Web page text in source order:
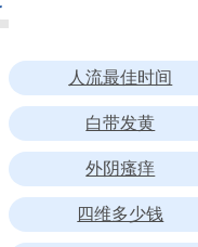
人流最佳时间
白带发黄
外阴瘙痒
四维多少钱